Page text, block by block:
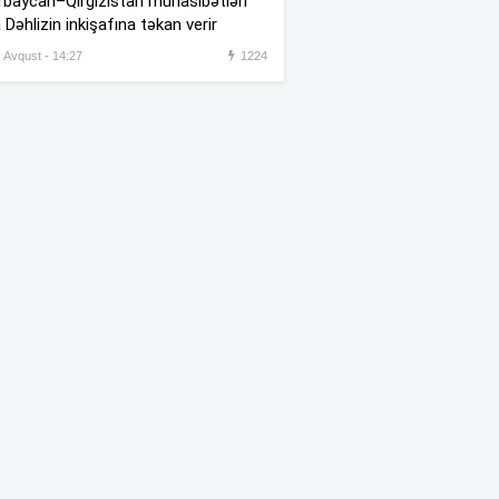
bağlanıb”
Xocavənddə traktor
MİNAYA
Dəhlizin inkişafına təkan verir
Avqust - 14:27 1224